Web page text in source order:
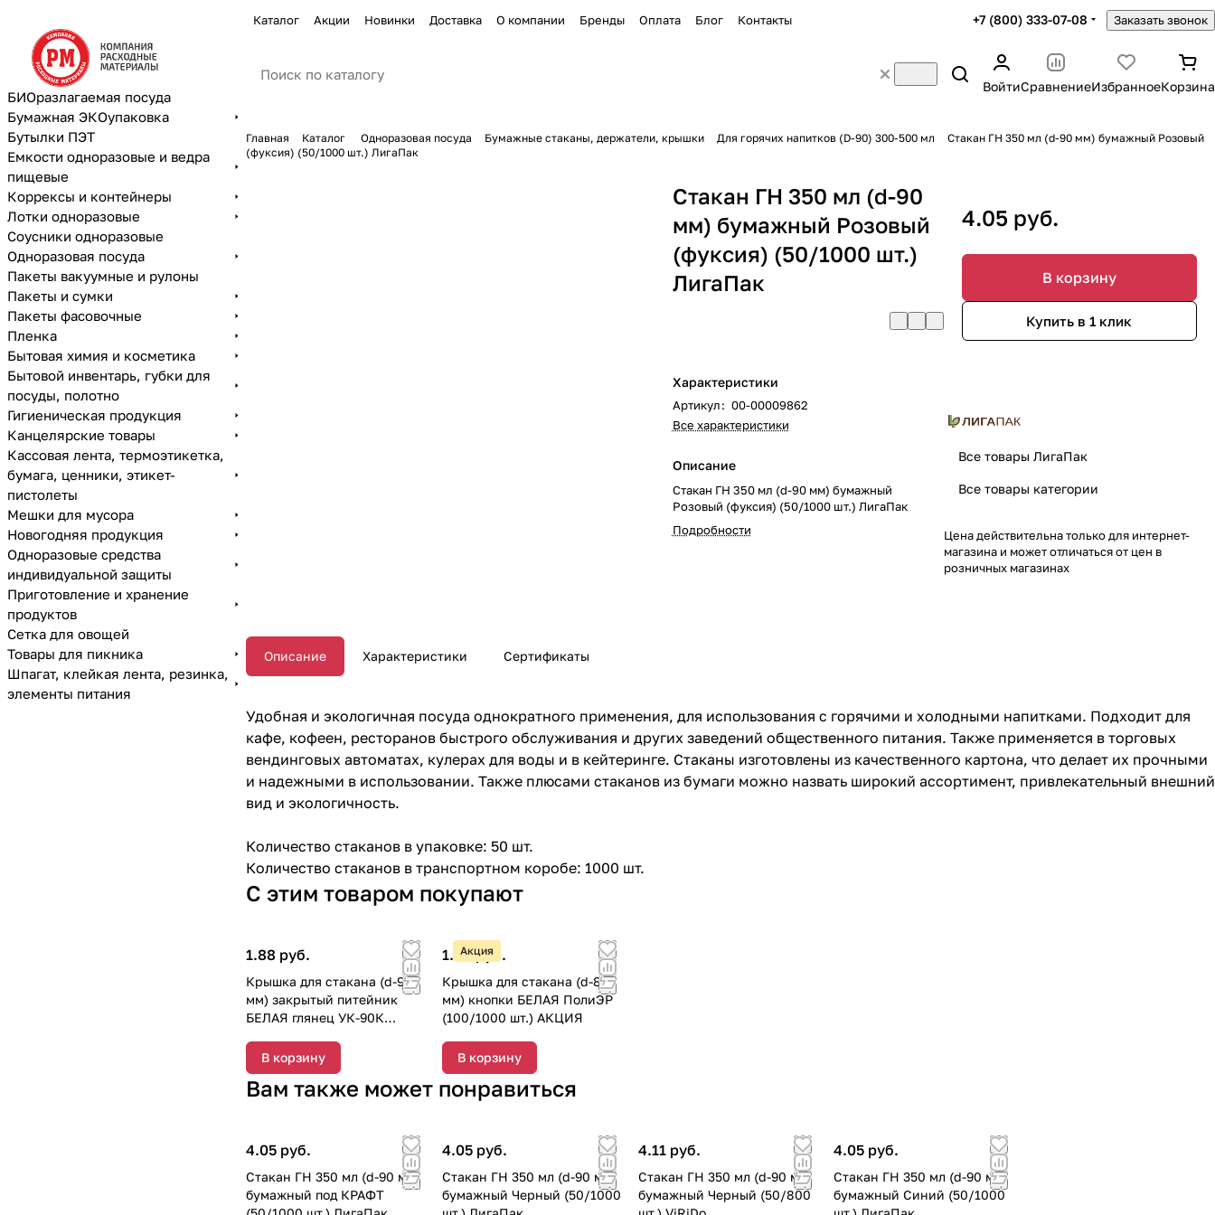
Каталог Акции Новинки Доставка О компании Бренды Оплата Блог Контакты +7 (800) 333-07-08 Заказать звонок
ВойтиСравнениеИзбранноеКорзина
Главная Каталог Одноразовая посуда Бумажные стаканы, держатели, крышки Для горячих напитков (D-90) 300-500 мл
Стакан ГН 350 мл (d-90 мм) бумажный Розовый
(фуксия) (50/1000 шт.) ЛигаПак
Стакан ГН 350 мл (d-90
мм) бумажный Розовый
(фуксия) (50/1000 шт.)
ЛигаПак
Характеристики
Артикул: 00-00009862
Все характеристики
Описание
Стакан ГН 350 мл (d-90 мм) бумажный
Розовый (фуксия) (50/1000 шт.) ЛигаПак
Подробности
4.05 руб.
В корзину
Купить в 1 клик
Все товары ЛигаПак
Все товары категории
Цена действительна только для интернет-
магазина и может отличаться от цен в
розничных магазинах
Описание Характеристики Сертификаты
Удобная и экологичная посуда однократного применения, для использования с горячими и холодными напитками. Подходит для
кафе, кофеен, ресторанов быстрого обслуживания и других заведений общественного питания. Также применяется в торговых
вендинговых автоматах, кулерах для воды и в кейтеринге. Стаканы изготовлены из качественного картона, что делает их прочными
и надежными в использовании. Также плюсами стаканов из бумаги можно назвать широкий ассортимент, привлекательный внешний
вид и экологичность.
Количество стаканов в упаковке: 50 шт.
Количество стаканов в транспортном коробе: 1000 шт.
С этим товаром покупают
1.88 руб.
Крышка для стакана (d-90
мм) закрытый питейник
БЕЛАЯ глянец УК-90К
В корзину
Акция
1.80 руб.
Крышка для стакана (d-89
мм) кнопки БЕЛАЯ ПолиЭР
(100/1000 шт.) АКЦИЯ
В корзину
Вам также может понравиться
4.05 руб.
Стакан ГН 350 мл (d-90 мм)
бумажный под КРАФТ
4.05 руб.
Стакан ГН 350 мл (d-90 мм)
бумажный Черный (50/1000
4.11 руб.
Стакан ГН 350 мл (d-90 мм)
бумажный Черный (50/800
4.05 руб.
Стакан ГН 350 мл (d-90 мм)
бумажный Синий (50/1000
БИОразлагаемая посуда
Бумажная ЭКОупаковка
Бутылки ПЭТ
Емкости одноразовые и ведра
пищевые
Коррексы и контейнеры
Лотки одноразовые
Соусники одноразовые
Одноразовая посуда
Пакеты вакуумные и рулоны
Пакеты и сумки
Пакеты фасовочные
Пленка
Бытовая химия и косметика
Бытовой инвентарь, губки для
посуды, полотно
Гигиеническая продукция
Канцелярские товары
Кассовая лента, термоэтикетка,
бумага, ценники, этикет-
пистолеты
Мешки для мусора
Новогодняя продукция
Одноразовые средства
индивидуальной защиты
Приготовление и хранение
продуктов
Сетка для овощей
Товары для пикника
Шпагат, клейкая лента, резинка,
элементы питания